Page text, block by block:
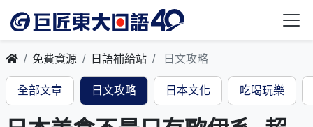
免費資源 日語補給站 日文攻略
全部文章 日文攻略 日本文化 吃喝玩樂